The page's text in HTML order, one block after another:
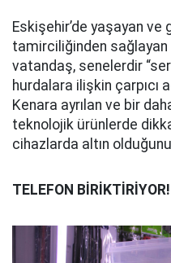
Eskişehir’de yaşayan
tamirciliğinden sağlayan
vatandaş, senelerdir
hurdalara ilişkin çarpıcı
Kenara ayrılan ve bir
teknolojik ürünlerde
cihazlarda altın
TELEFON BİRİKTİRİYOR!